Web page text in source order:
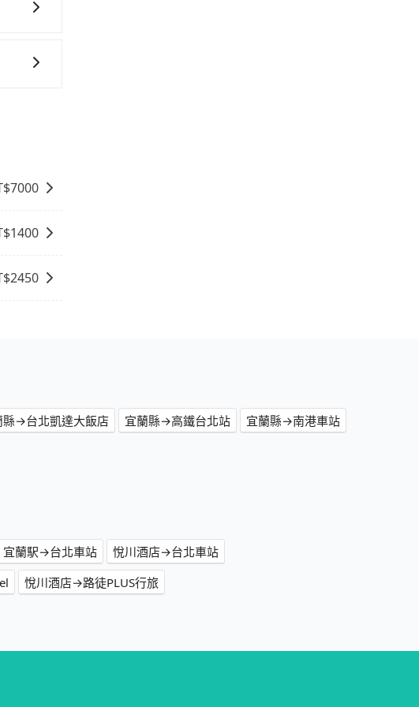
車服
40人
7000
1400
2450
縣→台北凱達大飯店 宜蘭縣→高鐵台北站
宜蘭縣→南港車站
宜蘭駅→台北車站
悅川酒店→台北車站
悅川酒店→路徒PLUS行旅